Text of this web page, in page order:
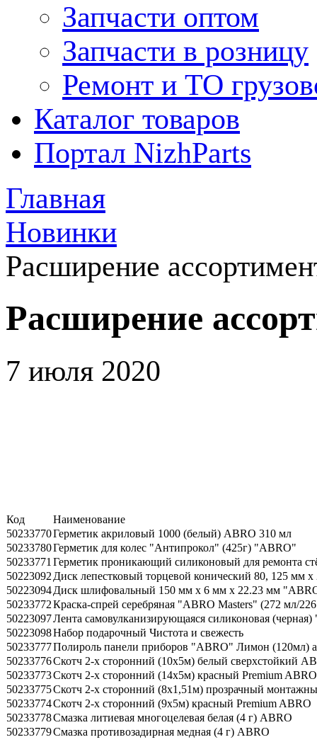
Запчасти оптом
Запчасти в розницу
Ремонт и ТО
Каталог товаров
Портал NizhParts
Главная
Новинки
Расширение
Расширение
7 июля 2020
Код
Наименование
50233770Герметик акриловый 1000 (белый) ABRO 310 мл
50233780Герметик для колес "Антипрокол" (425г) "ABRO"
50233771 Герметик проникающий силиконовый для ремонта
50223092 Диск лепестковый торцевой конический 80, 125 мм
50223094Диск шлифовальный 150 мм х 6 мм х 22.23 мм
50233772Краска-спрей серебряная "ABRO Masters" (272 мл/
50223097Лента самовулканизирующаяся силиконовая
50223098Набор подарочный Чистота и свежесть
50233777Полироль панели приборов "ABRO" Лимон (120мл)
50233776Скотч 2-х сторонний (10х5м) белый сверхстойкий
50233773Скотч 2-х сторонний (14х5м) красный Premium ABRO
50233775Скотч 2-х сторонний (8х1,51м) прозрачный
50233774Скотч 2-х сторонний (9х5м) красный Premium ABRO
50233778Смазка литиевая многоцелевая белая (4 г) ABRO
50233779Смазка противозадирная медная (4 г) ABRO